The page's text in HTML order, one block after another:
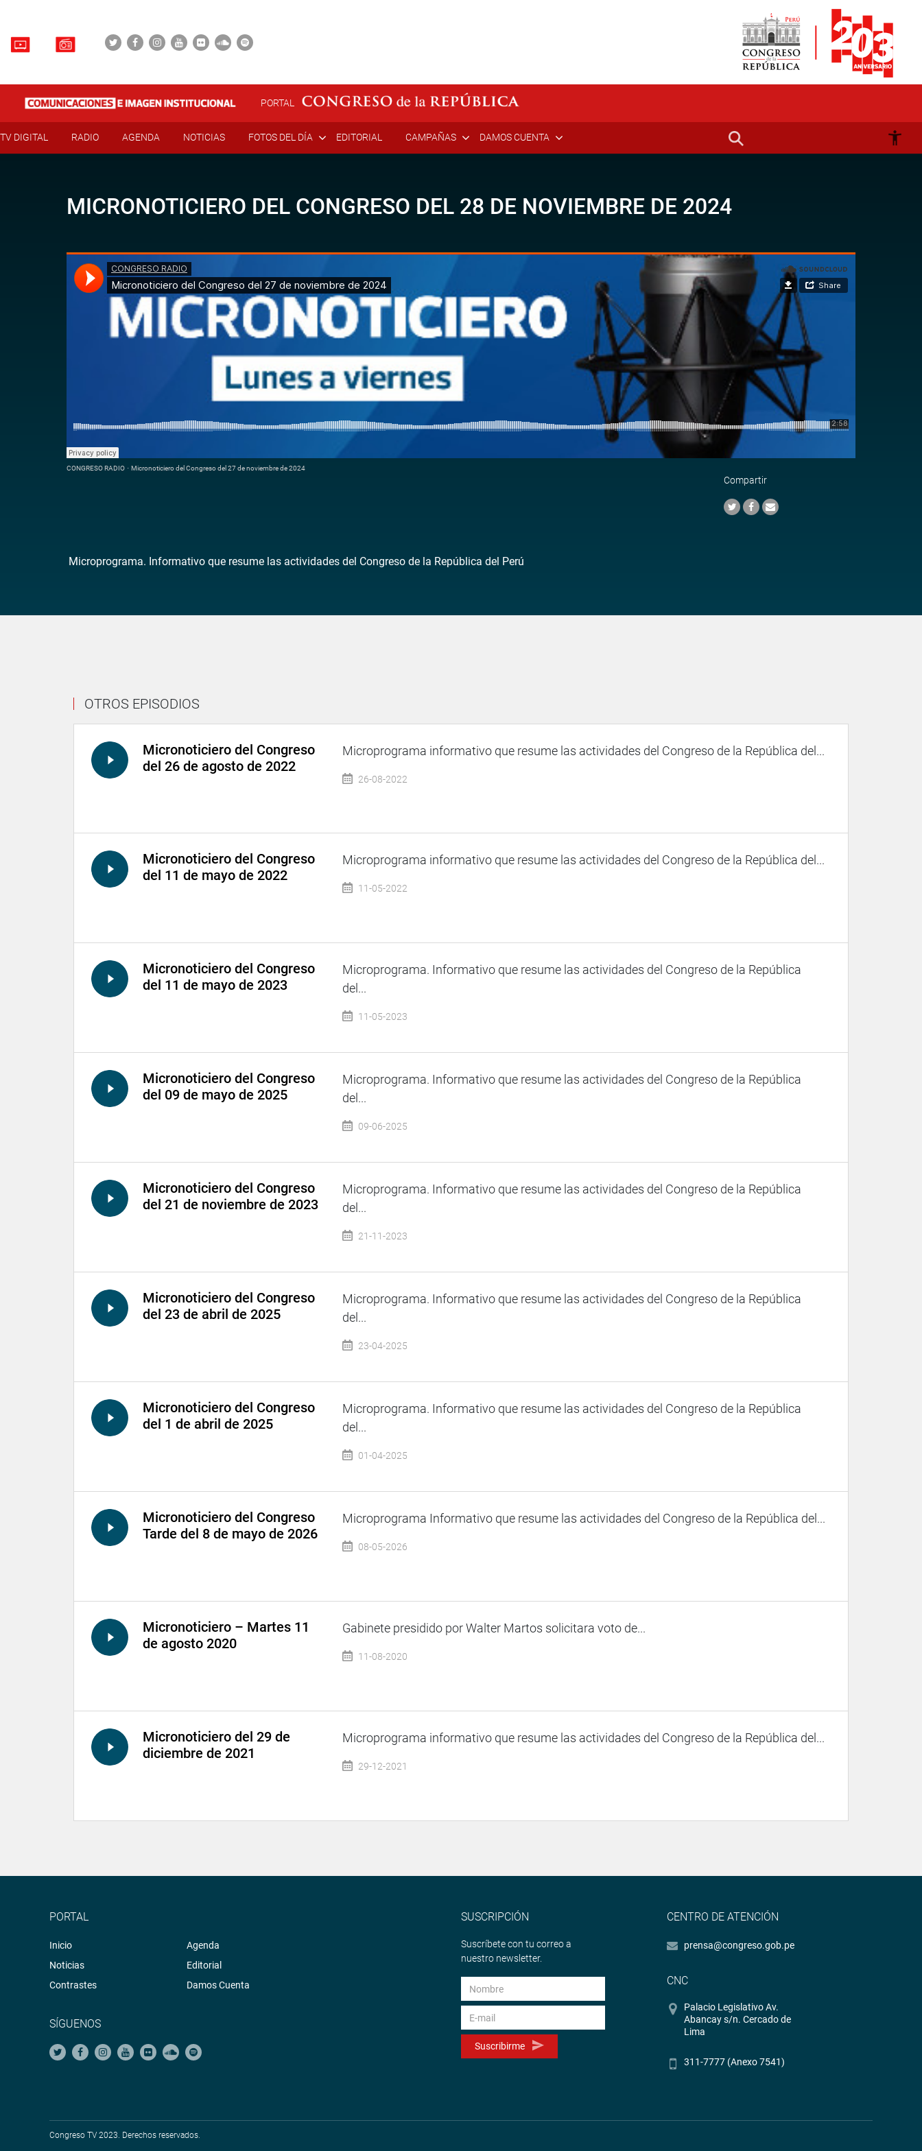
PORTAL
TV DIGITAL RADIO AGENDA NOTICIAS FOTOS DEL DÍA EDITORIAL CAMPAÑAS DAMOS CUENTA
MICRONOTICIERO DEL CONGRESO DEL 28 DE NOVIEMBRE DE 2024
CONGRESO RADIO · Micronoticiero del Congreso del 27 de noviembre de 2024
Compartir
Microprograma. Informativo que resume las actividades del Congreso de la República del Perú
OTROS EPISODIOS
Micronoticiero del Congreso
del 26 de agosto de 2022
Microprograma informativo que resume las actividades del Congreso de la República del...
26-08-2022
Micronoticiero del Congreso
del 11 de mayo de 2022
Microprograma informativo que resume las actividades del Congreso de la República del...
11-05-2022
Micronoticiero del Congreso
del 11 de mayo de 2023
Microprograma. Informativo que resume las actividades del Congreso de la República
del...
11-05-2023
Micronoticiero del Congreso
del 09 de mayo de 2025
Microprograma. Informativo que resume las actividades del Congreso de la República
del...
09-06-2025
Micronoticiero del Congreso
del 21 de noviembre de 2023
Microprograma. Informativo que resume las actividades del Congreso de la República
del...
21-11-2023
Micronoticiero del Congreso
del 23 de abril de 2025
Microprograma. Informativo que resume las actividades del Congreso de la República
del...
23-04-2025
Micronoticiero del Congreso
del 1 de abril de 2025
Microprograma. Informativo que resume las actividades del Congreso de la República
del...
01-04-2025
Micronoticiero del Congreso
Tarde del 8 de mayo de 2026
Microprograma Informativo que resume las actividades del Congreso de la República del...
08-05-2026
Micronoticiero – Martes 11
de agosto 2020
Gabinete presidido por Walter Martos solicitara voto de...
11-08-2020
Micronoticiero del 29 de
diciembre de 2021
Microprograma informativo que resume las actividades del Congreso de la República del...
29-12-2021
PORTAL
Inicio
Noticias
Contrastes
Agenda
Editorial
Damos Cuenta
SÍGUENOS
SUSCRIPCIÓN
Suscríbete con tu correo a
nuestro newsletter.
Suscribirme
CENTRO DE ATENCIÓN
prensa@congreso.gob.pe
CNC
Palacio Legislativo Av.
Abancay s/n. Cercado de
Lima
311-7777 (Anexo 7541)
Congreso TV 2023. Derechos reservados.